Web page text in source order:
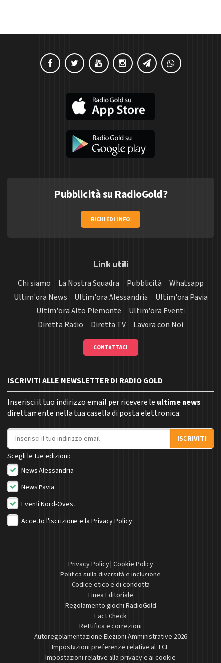
Pubblicità su RadioGold?
RICHIEDI INFO
Link utili
Chi siamo La Nostra Squadra Pubblicità
Whatsapp
Ultim'ora News
Ultim'ora Alessandria
Ultim'ora Pavia
Ultim'ora Alto Piemonte
Ultim'ora Eventi
Diretta Radio
Diretta TV Lavora con Noi
CONTATTACI
ISCRIVITI ALLE NEWSLETTER DI RADIO GOLD
Inserisci il tuo indirizzo email per ricevere le ultime news
direttamente nella tua casella di posta elettronica.
Indirizzo email
ISCRIVITI
Scegli le tue edizioni:
News Alessandria
News Pavia
Eventi Nord-Ovest
Accetto l'iscrizione e la Privacy Policy
Privacy Policy| Cookie Policy
Politica sulla diversità e inclusione
Codice etico e di condotta
Linea Editoriale
Regolamento giochi RadioGold
Fact Check
Rettifica e correzioni
Autoregolamentazione Elezioni Amministrative 2026
Impostazioni preferenze relative al TCF
Impostazioni relative alla privacy e ai cookie